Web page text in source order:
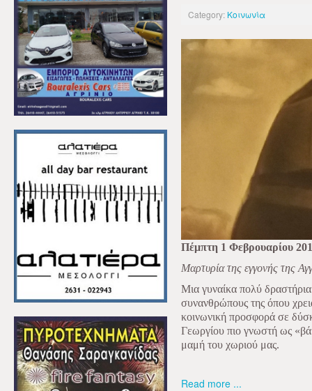
Category: Κοινωνία
Πέμπτη 1 Φεβρουαρίου
Μαρτυρία της εγγονής της
Μια γυναίκα πολύ
συνανθρώπους της όπου
κοινωνική προσφορά σε
Γεωργίου πιο γνωστή ως
μαμή του χωριού μας.
Read more ...